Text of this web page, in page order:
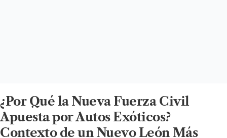
¿Por Qué la Nueva Fuerza Civil
Apuesta por Autos Exóticos?
Contexto de un Nuevo León Más